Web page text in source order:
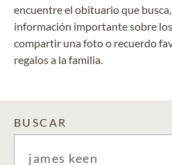
encuentre el obituario que
información importante sobre
compartir una foto o recuerdo
regalos a la familia.
BUSCAR